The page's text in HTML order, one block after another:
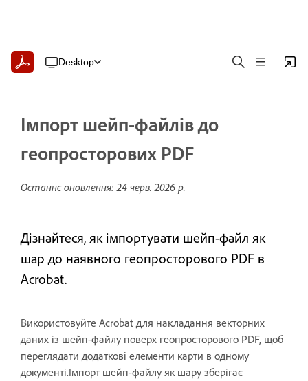
Desktop
Імпорт шейп-файлів до
геопросторових PDF
Останнє оновлення:24 черв. 2026 р.
Дізнайтеся, як імпортувати шейп-файл як
шар до наявного геопросторового PDF в
Acrobat.
Використовуйте Acrobat для накладання векторних
даних із шейп-файлу поверх геопросторового PDF, щоб
переглядати додаткові елементи карти в одному
документі.Імпорт шейп-файлу як шару зберігає